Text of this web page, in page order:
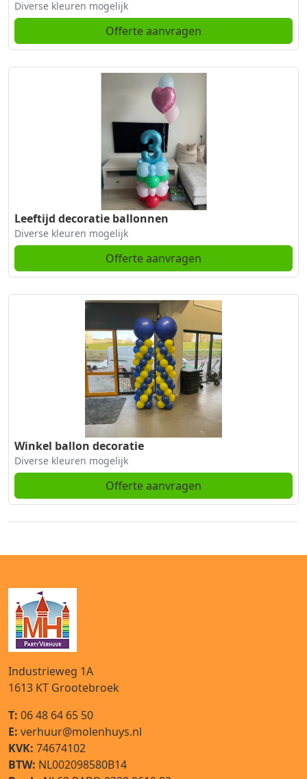
Diverse kleuren mogelijk
Offerte aanvragen
Leeftijd decoratie ballonnen
Diverse kleuren mogelijk
Offerte aanvragen
Winkel ballon decoratie
Diverse kleuren mogelijk
Offerte aanvragen
Industrieweg 1A
1613 KT Grootebroek
T: 06 48 64 65 50
E: verhuur@molenhuys.nl
KVK: 74674102
BTW: NL002098580B14